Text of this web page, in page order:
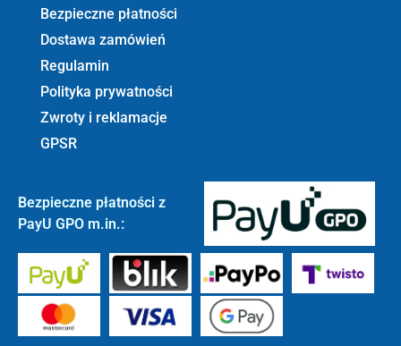
Bezpieczne płatności
Dostawa zamówień
Regulamin
Polityka prywatności
Zwroty i reklamacje
GPSR
Bezpieczne płatności z
PayU GPO m.in.: